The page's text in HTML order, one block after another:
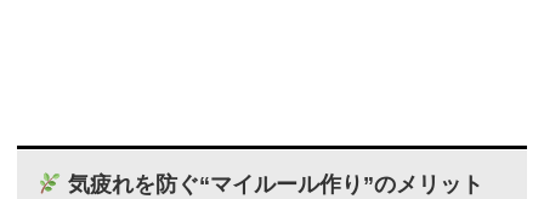
気疲れを防ぐ“マイルール作り”のメリット